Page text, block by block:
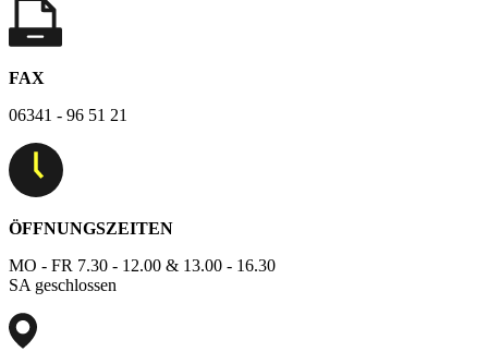
FAX
06341 - 96 51 21
ÖFFNUNGSZEITEN
MO - FR 7.30 - 12.00 & 13.00 - 16.30
SA geschlossen